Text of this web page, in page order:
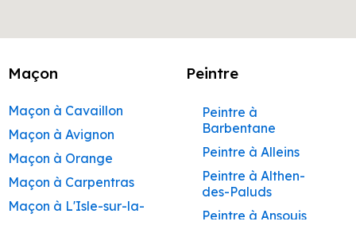
Maçon
Maçon à Cavaillon
Maçon à Avignon
Maçon à Orange
Maçon à Carpentras
Maçon à L'Isle-sur-la-
Peintre
Peintre à
Barbentane
Peintre à Alleins
Peintre à Althen-
des-Paluds
Peintre à Ansouis